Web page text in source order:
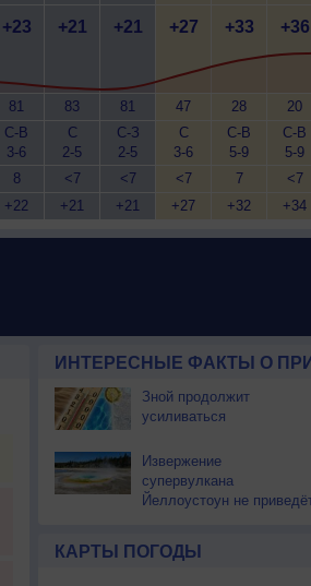
+23
81
С-В
3-6
8
+22
+21
83
С
2-5
<7
+21
+21
81
С-З
2-5
<7
+21
+27
47
С
3-6
<7
+27
+33
28
С-В
5-9
7
+32
+36
20
С-В
5-9
<7
+34
ИНТЕРЕСНЫЕ ФАКТЫ О
Зной продолжит
усиливаться
Извержение
супервулкана
Йеллоустоун не
КАРТЫ ПОГОДЫ